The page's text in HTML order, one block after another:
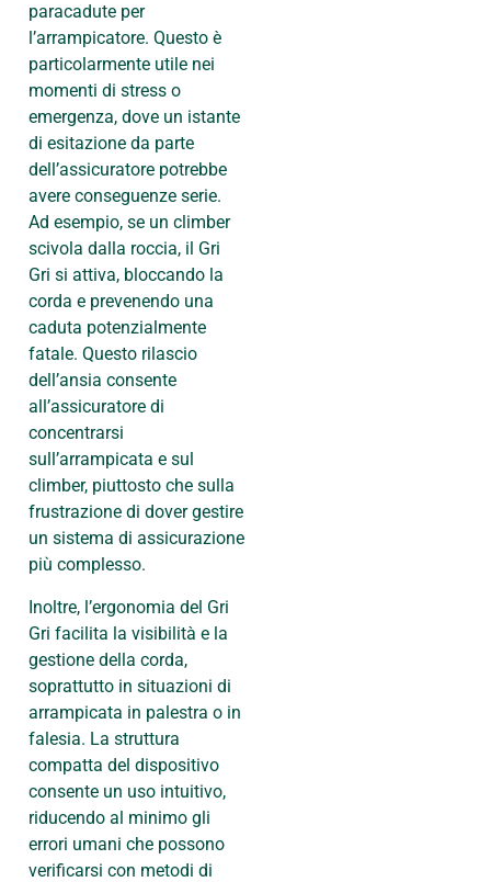
paracadute per
l’arrampicatore. Questo è
particolarmente utile nei
momenti di stress o
emergenza, dove un istante
di esitazione da parte
dell’assicuratore potrebbe
avere conseguenze serie.
Ad esempio, se un climber
scivola dalla roccia, il Gri
Gri si attiva, bloccando la
corda e prevenendo una
caduta potenzialmente
fatale. Questo rilascio
dell’ansia consente
all’assicuratore di
concentrarsi
sull’arrampicata e sul
climber, piuttosto che sulla
frustrazione di dover gestire
un sistema di assicurazione
più complesso.
Inoltre, l’ergonomia del Gri
Gri facilita la visibilità e la
gestione della corda,
soprattutto in situazioni di
arrampicata in palestra o in
falesia. La struttura
compatta del dispositivo
consente un uso intuitivo,
riducendo al minimo gli
errori umani che possono
verificarsi con metodi di